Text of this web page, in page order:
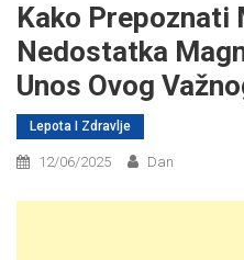
Kako Prepoznati
Nedostatka
Unos Ovog
Lepota I Zdravlje
12/06/2025 Dan